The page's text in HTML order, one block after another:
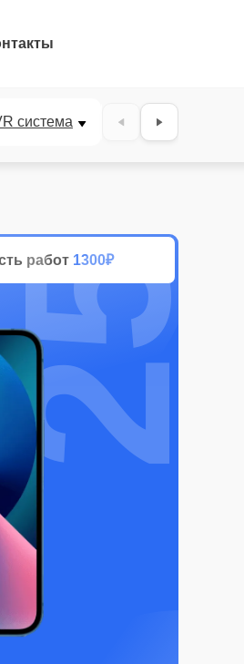
система Наушники
работ 1300₽